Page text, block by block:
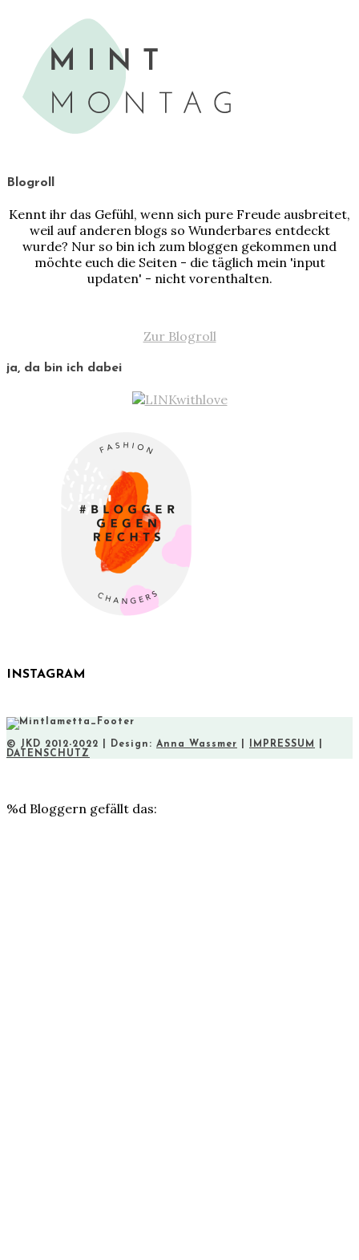
Blogroll
Kennt ihr das Gefühl, wenn sich pure Freude ausbreitet,
weil auf anderen blogs so Wunderbares entdeckt
wurde? Nur so bin ich zum bloggen gekommen und
möchte euch die Seiten - die täglich mein 'input
updaten' - nicht vorenthalten.
Zur Blogroll
ja, da bin ich dabei
INSTAGRAM
© JKD 2012-2022 | Design: Anna Wassmer IMPRESSUM
DATENSCHUTZ
%d Bloggern gefällt das: